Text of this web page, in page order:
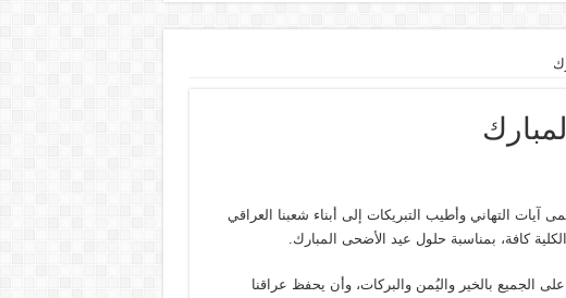
آيات التهاني وأطيب التبريكات إلى أبناء شعبنا العراقي
كافة، بمناسبة حلول عيد الأضحى المبارك.
الجميع بالخير واليُمن والبركات، وأن يحفظ عراقنا